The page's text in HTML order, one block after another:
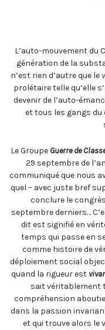
L’auto-mouvement du
génération de la
n’est rien d’autre que le
prolétaire telle qu’elle
devenir de l’auto-
et tous les gangs
Le Groupe Guerre de
29 septembre de
communiqué que nous
quel – avec juste bref
conclure le
septembre derniers…
dit est signifié en
temps qui passe en
comme histoire de
déploiement social
quand la rigueur est
sait véritablement
compréhension
dans la passion
et qui trouve alors le